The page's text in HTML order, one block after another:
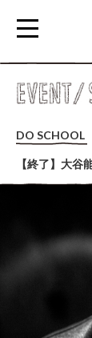
DO SCHOOL
【終了】大谷
参
す
る
RENTAL